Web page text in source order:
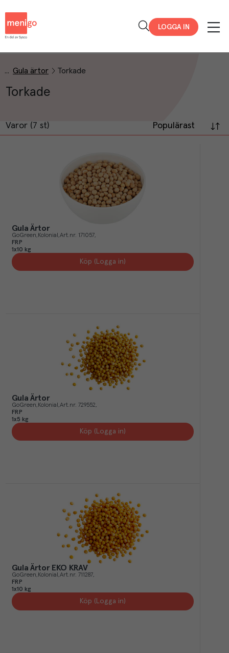
LOGGA IN
Gula ärtor Torkade
Torkade
Varor (7 st) Populärast
Gula Ärtor
GoGreen Kolonial Art.nr. 171057
FRP
1x10 kg
Köp (Logga in)
Gula Ärtor
GoGreen Kolonial Art.nr. 729552
FRP
1x5 kg
Köp (Logga in)
Gula Ärtor EKO KRAV
GoGreen Kolonial Art.nr. 711287
FRP
1x10 kg
Köp (Logga in)